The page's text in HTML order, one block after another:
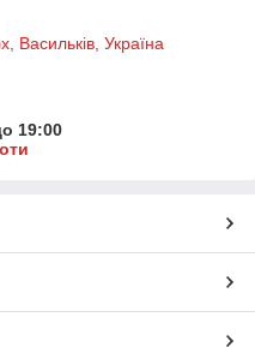
Васильків, Україна
19:00